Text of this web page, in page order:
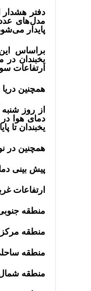
دفتر هشدار
مدل‌های
پایدار
براساس
یخبندان
ارتفاعات
همچنین
از روز
یخبندان تا
همچنین در
پیش بینی
ارتفاعات غربی
منطقه جنوبی: ۹ / ۴
منطقه مرکزی: ۹ /
منطقه ساحلی: ۱۱ / ۷
منطقه شمال